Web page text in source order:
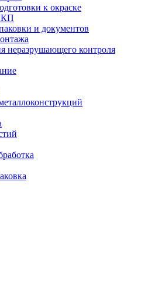
к окраске
и документов
неразрушающего контроля